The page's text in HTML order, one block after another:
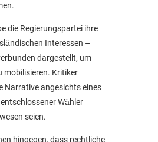
die Regierungspartei ihre
Interessen –
dargestellt, um
mobilisieren. Kritiker
Narrative angesichts eines
Wähler
seien.
hingegen, dass rechtliche